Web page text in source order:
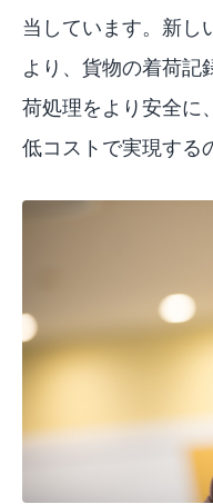
当しています。新し
より、貨物の着荷記
荷処理をより安全に
低コストで実現する